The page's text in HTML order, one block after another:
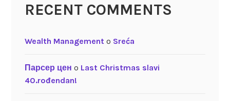
RECENT COMMENTS
Wealth Managemento Sreća
Парсер цен o Last Christmas slavi
40.rođendan!